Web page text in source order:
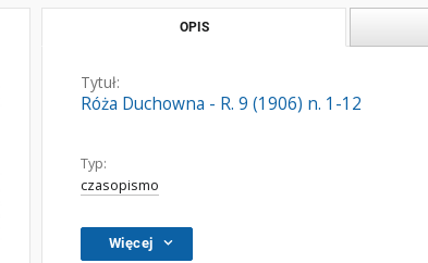
OPIS
Tytuł:
Róża Duchowna - R. 9 (1906) n. 1-12
Typ:
czasopismo
Więcej